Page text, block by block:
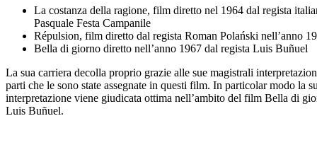
La costanza della ragione, film diretto nel 1964 dal regista
Pasquale Festa Campanile
Répulsion, film diretto dal regista Roman Polański nell’anno
Bella di giorno diretto nell’anno 1967 dal regista Luis Buñuel
La sua carriera decolla proprio grazie alle sue magistrali
parti che le sono state assegnate in questi film. In particolar modo la
interpretazione viene giudicata ottima nell’ambito del film Bella di
Luis Buñuel.